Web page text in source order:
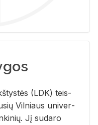
(LDK) teis­
Vil­niaus uni­ver­
Jį su­da­ro